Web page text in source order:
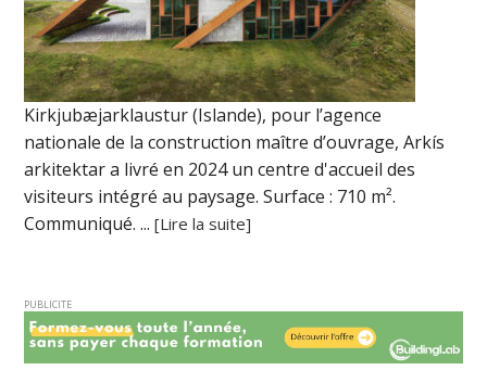
Kirkjubæjarklaustur (Islande), pour l’agence
nationale de la construction maître d’ouvrage, Arkís
arkitektar a livré en 2024 un centre d'accueil des
visiteurs intégré au paysage. Surface : 710 m².
Communiqué. ...[Lire la suite]
PUBLICITE